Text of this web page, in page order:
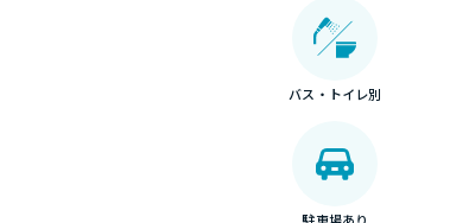
バス・トイレ別